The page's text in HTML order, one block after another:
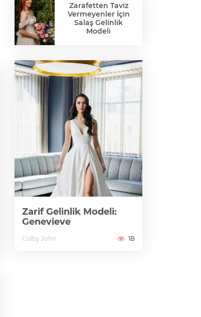
Zarafetten Taviz
Vermeyenler İçin
Salaş Gelinlik
Modeli
Zarif Gelinlik Modeli:
Genevieve
Colby John 1B